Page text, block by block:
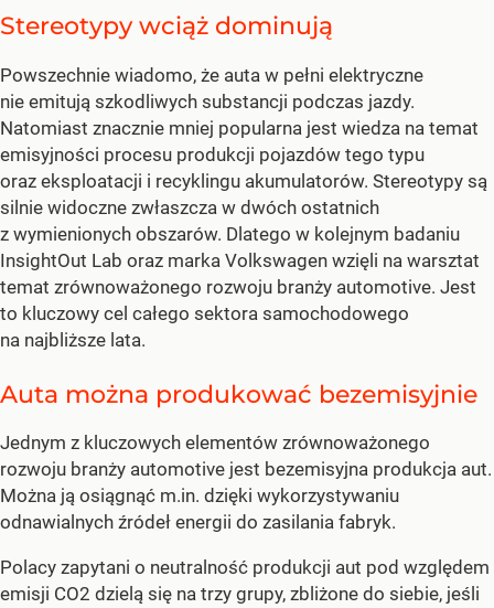
Stereotypy wciąż dominują
Powszechnie wiadomo, że auta w pełni elektryczne
nie emitują szkodliwych substancji podczas jazdy.
Natomiast znacznie mniej popularna jest wiedza na temat
emisyjności procesu produkcji pojazdów tego typu
oraz eksploatacji i recyklingu akumulatorów. Stereotypy są
silnie widoczne zwłaszcza w dwóch ostatnich
z wymienionych obszarów. Dlatego w kolejnym badaniu
InsightOut Lab oraz marka Volkswagen wzięli na warsztat
temat zrównoważonego rozwoju branży automotive. Jest
to kluczowy cel całego sektora samochodowego
na najbliższe lata.
Auta można produkować bezemisyjnie
Jednym z kluczowych elementów zrównoważonego
rozwoju branży automotive jest bezemisyjna produkcja aut.
Można ją osiągnąć m.in. dzięki wykorzystywaniu
odnawialnych źródeł energii do zasilania fabryk.
Polacy zapytani o neutralność produkcji aut pod względem
emisji CO2 dzielą się na trzy grupy, zbliżone do siebie, jeśli